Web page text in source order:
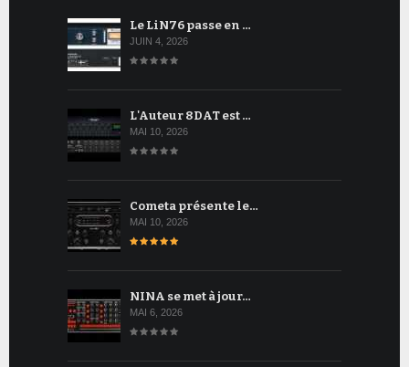
Le LiN76 passe en …
JUIN 4, 2026
L'Auteur 8DAT est …
MAI 10, 2026
Cometa présente le…
MAI 10, 2026
NINA se met à jour…
MAI 6, 2026